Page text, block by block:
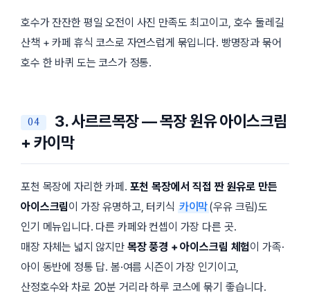
호수가 잔잔한 평일 오전이 사진 만족도 최고이고, 호수 둘레길
산책 + 카페 휴식 코스로 자연스럽게 묶입니다. 빵명장과 묶어
호수 한 바퀴 도는 코스가 정통.
3. 사르르목장 — 목장 원유 아이스크림
+ 카이막
포천 목장에 자리한 카페. 포천 목장에서 직접 짠 원유로 만든
아이스크림이 가장 유명하고, 터키식 카이막(우유 크림)도
인기 메뉴입니다. 다른 카페와 컨셉이 가장 다른 곳.
매장 자체는 넓지 않지만 목장 풍경 + 아이스크림 체험이 가족·
아이 동반에 정통 답. 봄·여름 시즌이 가장 인기이고,
산정호수와 차로 20분 거리라 하루 코스에 묶기 좋습니다.